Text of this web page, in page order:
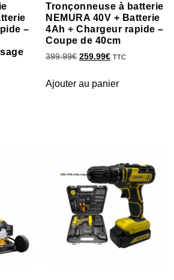
–
Tronçonneuse à batterie
NEMURA 40V + Batterie
4Ah + Chargeur rapide –
Coupe de 40cm
399.99€ 259.99€ TTC
Ajouter au panier